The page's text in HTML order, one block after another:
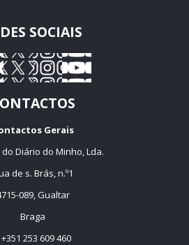
SOCIAIS
Gerais
Diário do Minho, Lda.
de s. Brás, n.º1
089, Gualtar
Braga
+351 253 609 460